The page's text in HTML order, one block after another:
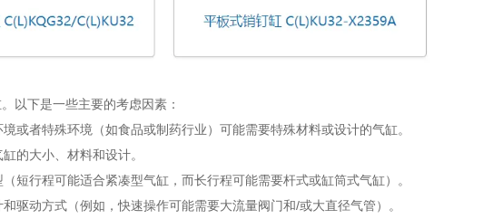
以下是一些主要的考虑因素：
或者特殊环境（如食品或制药行业）可能需要特殊材料或设计的气缸。
的大小、材料和设计。
短行程可能适合紧凑型气缸，而长行程可能需要杆式或缸筒式气缸）。
驱动方式（例如，快速操作可能需要大流量阀门和/或大直径气管）。